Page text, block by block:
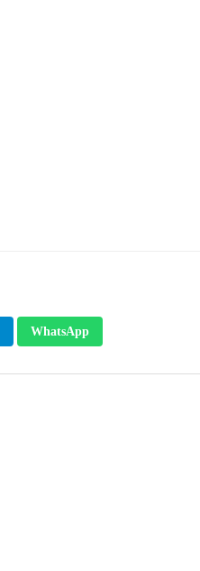
WhatsApp